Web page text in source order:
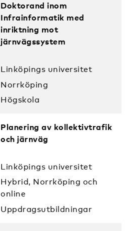
Doktorand inom
Infrainformatik med
inriktning mot
järnvägssystem
Linköpings universitet
Norrköping
Högskola
Planering av kollektivtrafik
och järnväg
Linköpings universitet
Hybrid, Norrköping och
online
Uppdragsutbildningar